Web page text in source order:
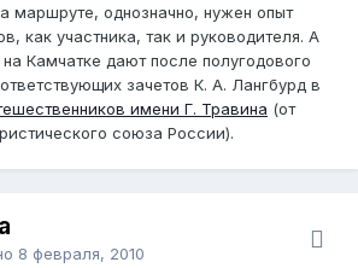
маршруте, однозначно, нужен опыт
как участника, так и руководителя. А
Камчатке дают после полугодового
зачетов К. А. Лангбурд в
имени Г. Травина (от
союза России).
8 февраля, 2010